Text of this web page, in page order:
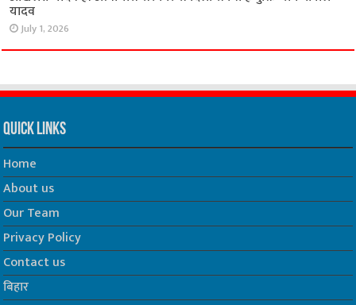
यादव
July 1, 2026
Quick Links
Home
About us
Our Team
Privacy Policy
Contact us
बिहार